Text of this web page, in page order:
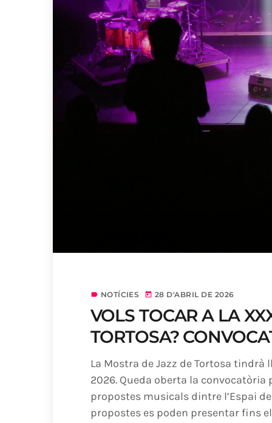
label NOTÍCIES today 28 D'ABRIL DE 2026
VOLS TOCAR A LA
TORTOSA?
La Mostra de Jazz de Tortosa tindrà
2026. Queda oberta la
propostes musicals dintre l’Espai
propostes es poden presentar fins el